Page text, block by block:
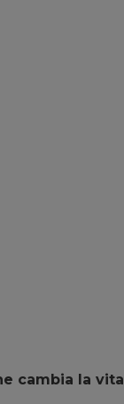
cambia la vita